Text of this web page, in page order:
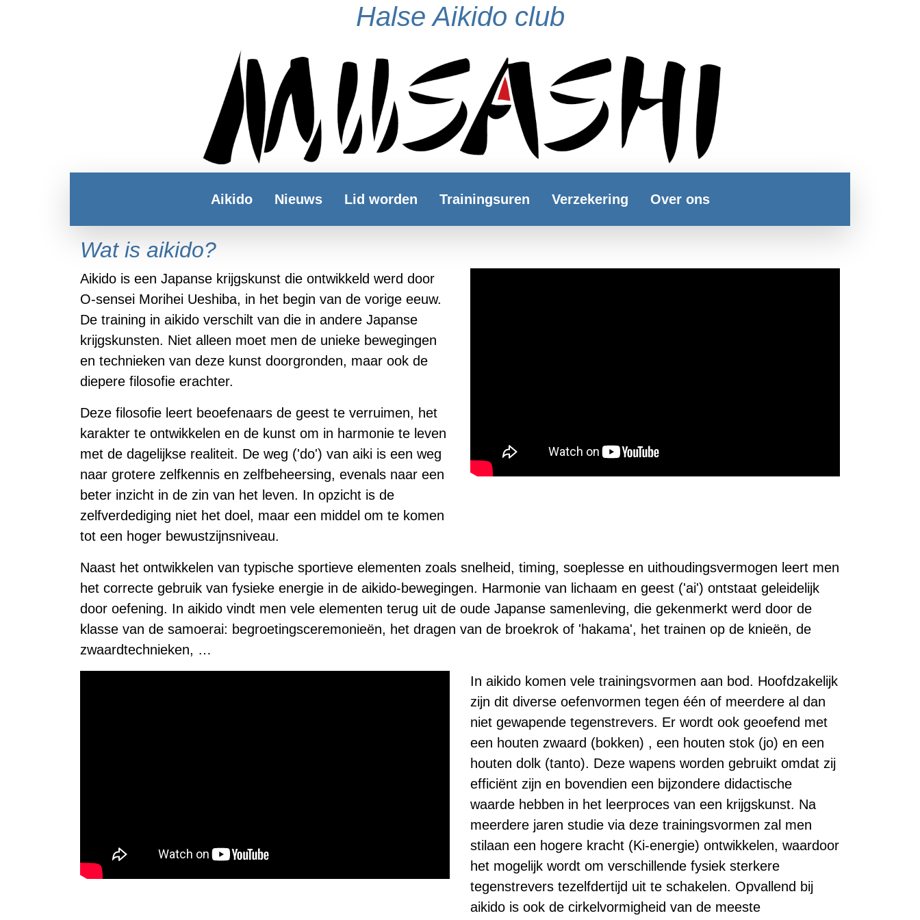
Halse Aikido club
Aikido Nieuws Lid worden Trainingsuren Verzekering Over ons
Wat is aikido?
Aikido is een Japanse krijgskunst die ontwikkeld werd door
O-sensei Morihei Ueshiba, in het begin van de vorige eeuw.
De training in aikido verschilt van die in andere Japanse
krijgskunsten. Niet alleen moet men de unieke bewegingen
en technieken van deze kunst doorgronden, maar ook de
diepere filosofie erachter.
Deze filosofie leert beoefenaars de geest te verruimen, het
karakter te ontwikkelen en de kunst om in harmonie te leven
met de dagelijkse realiteit. De weg ('do') van aiki is een weg
naar grotere zelfkennis en zelfbeheersing, evenals naar een
beter inzicht in de zin van het leven. In opzicht is de
zelfverdediging niet het doel, maar een middel om te komen
tot een hoger bewustzijnsniveau.
Naast het ontwikkelen van typische sportieve elementen zoals snelheid, timing, soeplesse en uithoudingsvermogen leert men
het correcte gebruik van fysieke energie in de aikido-bewegingen. Harmonie van lichaam en geest ('ai') ontstaat geleidelijk
door oefening. In aikido vindt men vele elementen terug uit de oude Japanse samenleving, die gekenmerkt werd door de
klasse van de samoerai: begroetingsceremonieën, het dragen van de broekrok of 'hakama', het trainen op de knieën, de
zwaardtechnieken, …
In aikido komen vele trainingsvormen aan bod. Hoofdzakelijk
zijn dit diverse oefenvormen tegen één of meerdere al dan
niet gewapende tegenstrevers. Er wordt ook geoefend met
een houten zwaard (bokken) , een houten stok (jo) en een
houten dolk (tanto). Deze wapens worden gebruikt omdat zij
efficiënt zijn en bovendien een bijzondere didactische
waarde hebben in het leerproces van een krijgskunst. Na
meerdere jaren studie via deze trainingsvormen zal men
stilaan een hogere kracht (Ki-energie) ontwikkelen, waardoor
het mogelijk wordt om verschillende fysiek sterkere
tegenstrevers tezelfdertijd uit te schakelen. Opvallend bij
aikido is ook de cirkelvormigheid van de meeste